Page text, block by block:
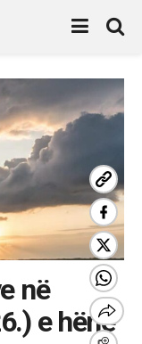
në
e hënë